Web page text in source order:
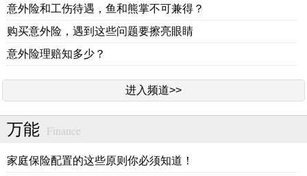
意外险和工伤待遇，鱼和熊掌不可兼得？
购买意外险，遇到这些问题要擦亮眼睛
意外险理赔知多少？
进入频道>>
万能 Finance
家庭保险配置的这些原则你必须知道！